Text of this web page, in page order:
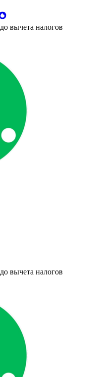
до вычета налогов
до вычета налогов